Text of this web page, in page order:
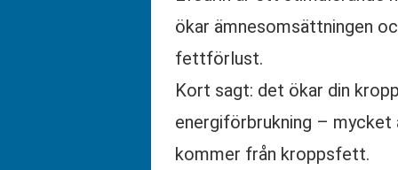
ökar ämnesomsättningen
fettförlust.
Kort sagt: det ökar din
energiförbrukning – mycket
kommer från kroppsfett.